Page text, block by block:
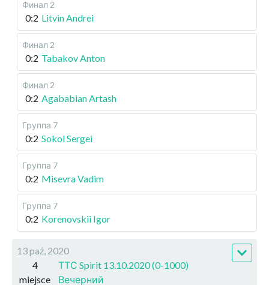
Финал 2
0:2 Litvin Andrei
Финал 2
0:2 Tabakov Anton
Финал 2
0:2 Agababian Artash
Группа 7
0:2 Sokol Sergei
Группа 7
0:2 Misevra Vadim
Группа 7
0:2 Korenovskii Igor
13 paź, 2020
4
miejsce
ТТС Spirit 13.10.2020 (0-1000)
Вечерний